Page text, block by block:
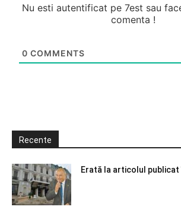
Nu esti autentificat pe 7est sau
comenta !
0 COMMENTS
Recente
Erată la articolul publicat